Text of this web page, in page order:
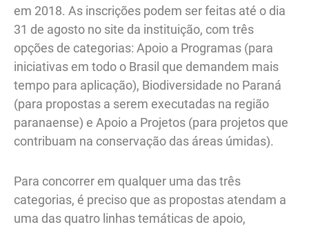
em 2018. As inscrições podem ser feitas até o dia
31 de agosto no site da instituição, com três
opções de categorias: Apoio a Programas (para
iniciativas em todo o Brasil que demandem mais
tempo para aplicação), Biodiversidade no Paraná
(para propostas a serem executadas na região
paranaense) e Apoio a Projetos (para projetos que
contribuam na conservação das áreas úmidas).
Para concorrer em qualquer uma das três
categorias, é preciso que as propostas atendam a
uma das quatro linhas temáticas de apoio,